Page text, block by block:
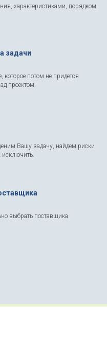
характеристиками, порядком
задачи
которое потом не придется
проектом.
Вашу задачу, найдем риски
выбрать поставщика